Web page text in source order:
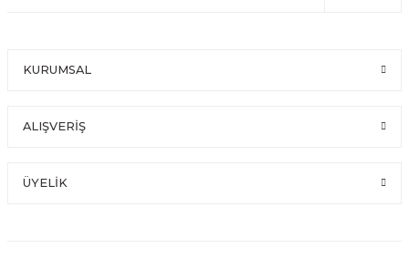
KURUMSAL
ALIŞVERİŞ
ÜYELİK